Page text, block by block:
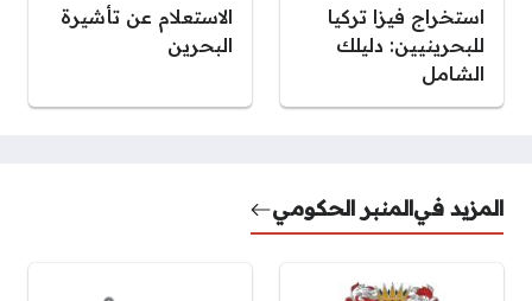
استخراج فيزا تركيا
للبحرينيين: دليلك
الشامل
الاستعلام عن تأشيرة
البحرين
المزيد فيالمنبر الحكومي